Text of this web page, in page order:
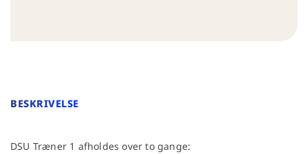
BESKRIVELSE
DSU Træner 1 afholdes over to gange: